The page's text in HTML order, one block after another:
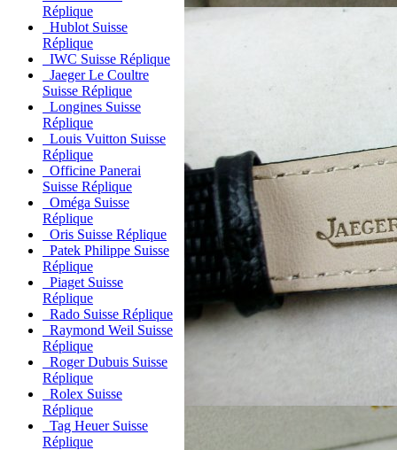
Réplique
Hublot Suisse
Réplique
IWC Suisse Réplique
Jaeger Le Coultre
Suisse Réplique
Longines Suisse
Réplique
Louis Vuitton Suisse
Réplique
Officine Panerai
Suisse Réplique
Oméga Suisse
Réplique
Oris Suisse Réplique
Patek Philippe Suisse
Réplique
Piaget Suisse
Réplique
Rado Suisse Réplique
Raymond Weil Suisse
Réplique
Roger Dubuis Suisse
Réplique
Rolex Suisse
Réplique
Tag Heuer Suisse
Réplique